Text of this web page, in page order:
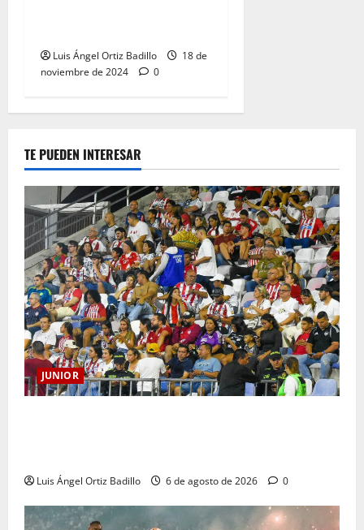
Luis Ángel Ortiz Badillo
18 de
noviembre de 2024
0
TE PUEDEN INTERESAR
JUNIOR
Luis Ángel Ortiz Badillo 6 de agosto de 2026 0